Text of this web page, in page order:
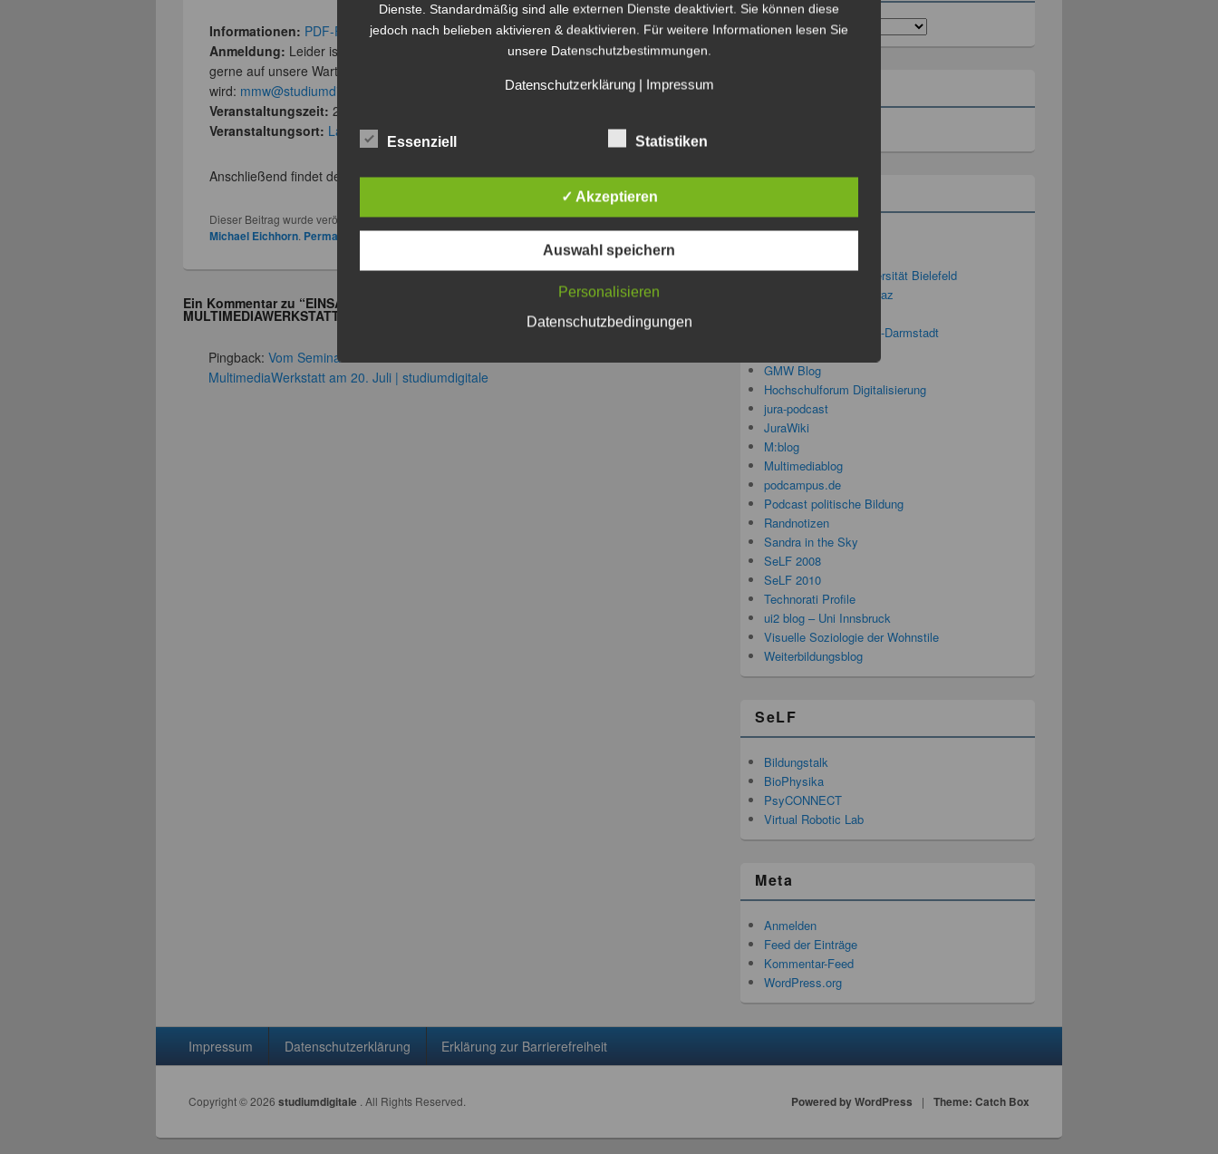
Informationen: PDF-Flyer
Anmeldung: Leider ist die Veranstaltung bereits ausgebucht. Wir nehmen Sie
gerne auf unsere Warteliste auf und informieren Sie, wenn ein Platz frei
wird: mmw@studiumdigitale.uni-frankfurt.de
Veranstaltungszeit: 20. Juli 2015 von 15.30 – 17.30 Uhr
Veranstaltungsort: Lageplan
Anschließend findet der eLearning-Stammtischab 18 Uhr im Café Albatros statt.
Dieser Beitrag wurde veröffentlicht inAllgemein,MultimediaWerkstatt,Veranstaltungenvon
Michael Eichhorn Permalink
Ein Kommentar zu “EINSATZMÖGLICHKEITEN DER VIRTUAL REALITY TECHNIK –
MULTIMEDIAWERKSTATT AM 20.07.2015
Pingback: Vom Seminarraum in die Virtuelle Realität – Nachlese zur
MultimediaWerkstatt am 20. Juli | studiumdigitale
Kategorien
e-Denkarium
E-Learning 3D – Universität Bielefeld
e-Learning Blog TU Graz
eLearning-Blog der TU-Darmstadt
GMW Blog
Hochschulforum Digitalisierung
jura-podcast
JuraWiki
M:blog
Multimediablog
podcampus.de
Podcast politische Bildung
Randnotizen
Sandra in the Sky
SeLF 2008
SeLF 2010
Technorati Profile
ui2 blog – Uni Innsbruck
Visuelle Soziologie der Wohnstile
Weiterbildungsblog
SeLF
Bildungstalk
BioPhysika
PsyCONNECT
Virtual Robotic Lab
Meta
Anmelden
Feed der Einträge
Kommentar-Feed
WordPress.org
Seitenfuß-Menü
Impressum Datenschutzerklärung Erklärung zur Barrierefreiheit
Copyright © 2026 studiumdigitale . All Rights Reserved. Powered by WordPress | Theme: Catch Box
Dienste. Standardmäßig sind alle externen Dienste deaktiviert. Sie können diese
jedoch nach belieben aktivieren & deaktivieren. Für weitere Informationen lesen Sie
unsere Datenschutzbestimmungen.
Datenschutzerklärung| Impressum
Essenziell Statistiken
✓ Akzeptieren
Auswahl speichern
Personalisieren
Datenschutzbedingungen